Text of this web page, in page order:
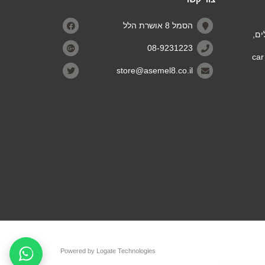
הסמל 8 אושרת הלל
08-9231223
store@asemel8.co.il
יוסף קלוזנר 29 פינת כביש 40 רמלה (״מתחם הלאקי car
Powered by Logate Technologies